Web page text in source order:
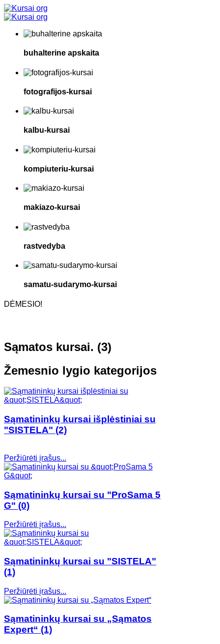
buhalterine apskaita
fotografijos-kursai
kalbu-kursai
kompiuteriu-kursai
makiazo-kursai
rastvedyba
samatu-sudarymo-kursai
DĖMESIO!
Sąmatos kursai. (3)
Žemesnio lygio kategorijos
Sąmatininkų kursai išplėstiniai su
"SISTELA" (2)
Peržiūrėti įrašus...
Sąmatininkų kursai su "ProSama 5
G" (0)
Peržiūrėti įrašus...
Sąmatininkų kursai su "SISTELA"
(1)
Peržiūrėti įrašus...
Sąmatininkų kursai su „Sąmatos
Expert“ (1)